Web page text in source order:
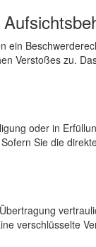
ein
Verstoßes zu.
oder in
Sie die
verschlüsselte